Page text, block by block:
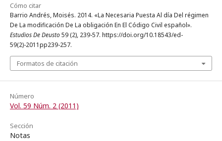
Cómo citar
Barrio Andrés, Moisés. 2014. «La Necesaria Puesta Al día Del régimen
De La modificación De La obligación En El Código Civil español».
Estudios De Deusto59 (2), 239-57. https://doi.org/10.18543/ed-
59(2)-2011pp239-257.
Formatos de citación
Número
Vol. 59 Núm. 2 (2011)
Sección
Notas